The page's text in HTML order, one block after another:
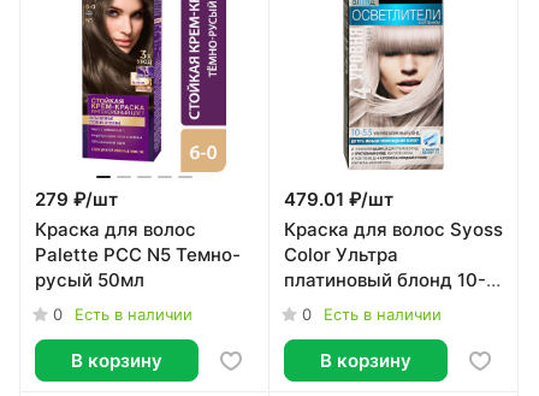
279 ₽/шт
Краска для волос
Palette PCC N5 Темно-
русый 50мл
0 Есть в наличии
В корзину
479.01 ₽/шт
Краска для волос Syoss
Color Ультра
платиновый блонд 10-
550 Есть в наличии
В корзину